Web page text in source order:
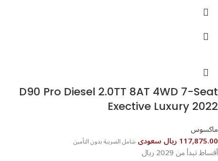
D90 Pro Diesel 2.0TT 8AT 4WD 7-Seat
Exective Luxury 2022
ماكسوس
117,875.00 ريال سعودى شامل الضريبة بدون التأمين
أقساط تبدأ من 2029 ريال